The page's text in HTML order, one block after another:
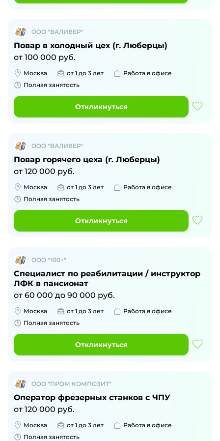
ООО "ВАЛИВЕР"
Повар в холодный цех (г. Люберцы)
от 100 000 руб.
Москва от 1 до 3 лет
Работа в офисе
Полная занятость
Откликнуться
ООО "ВАЛИВЕР"
Повар горячего цеха (г. Люберцы)
от 120 000 руб.
Москва от 1 до 3 лет
Работа в офисе
Полная занятость
Откликнуться
ООО "100+"
Специалист по реабилитации / инструктор
ЛФК в пансионат
от 60 000 до 90 000 руб.
Москва от 1 до 3 лет
Работа в офисе
Полная занятость
Откликнуться
ООО "ПРОМ КОМПОЗИТ"
Оператор фрезерных станков с ЧПУ
от 120 000 руб.
Москва от 1 до 3 лет
Работа в офисе
Полная занятость